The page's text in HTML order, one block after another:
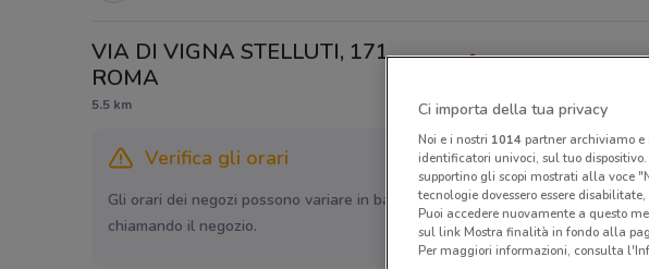
VIA DI VIGNA STELLUTI, 171,
ROMA
5.5 km
Verifica gli orari
Gli orari dei negozi possono variare in base agli ultimi provvedimenti regionali
chiamando il negozio.
Ci importa della tua privacy
Noi e i nostri 1014partner archiviamo
identificatori univoci, sul tuo
supportino gli scopi mostrati alla voce
tecnologie dovessero essere
Puoi accedere nuovamente a questo
sul link Mostra finalità in fondo alla
Per maggiori informazioni, consulta